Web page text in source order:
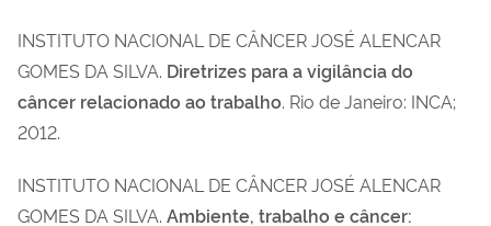
INSTITUTO NACIONAL DE CÂNCER JOSÉ ALENCAR
GOMES DA SILVA. Diretrizes para a vigilância do
câncer relacionado ao trabalho. Rio de Janeiro: INCA;
2012.
INSTITUTO NACIONAL DE CÂNCER JOSÉ ALENCAR
GOMES DA SILVA. Ambiente, trabalho e câncer: